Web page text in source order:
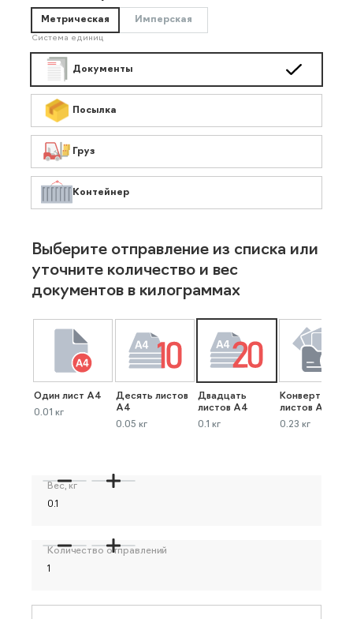
Метрическая Имперская
Система единиц
Документы
Посылка
Груз
Контейнер
Выберите отправление из списка или
уточните количество и вес
документов в килограммах
Один лист А4
0.01 кг
Десять листов
А4
0.05 кг
Двадцать
листов А4
0.1 кг
Конверт до 40
листов А4
0.23 кг
Вес, кг
Количество отправлений